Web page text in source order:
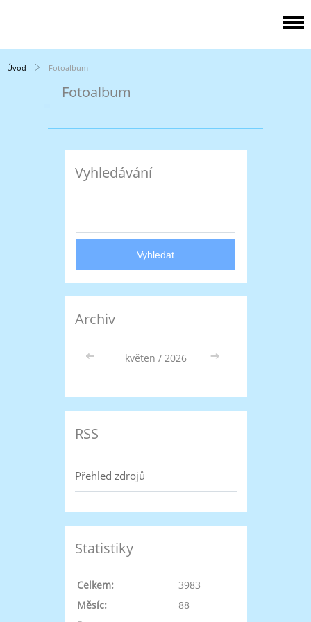
Úvod Fotoalbum
Fotoalbum
Vyhledávání
Archiv
<< květen / 2026 >>
RSS
Přehled zdrojů
Statistiky
Celkem:
3983
Měsíc:
88